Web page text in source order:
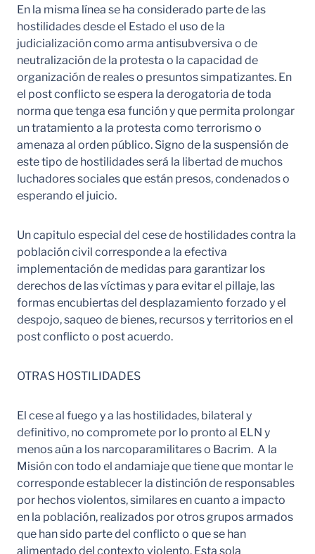
En la misma línea se ha considerado parte de las
hostilidades desde el Estado el uso de la
judicialización como arma antisubversiva o de
neutralización de la protesta o la capacidad de
organización de reales o presuntos simpatizantes. En
el post conflicto se espera la derogatoria de toda
norma que tenga esa función y que permita prolongar
un tratamiento a la protesta como terrorismo o
amenaza al orden público. Signo de la suspensión de
este tipo de hostilidades será la libertad de muchos
luchadores sociales que están presos, condenados o
esperando el juicio.
Un capitulo especial del cese de hostilidades contra la
población civil corresponde a la efectiva
implementación de medidas para garantizar los
derechos de las víctimas y para evitar el pillaje, las
formas encubiertas del desplazamiento forzado y el
despojo, saqueo de bienes, recursos y territorios en el
post conflicto o post acuerdo.
OTRAS HOSTILIDADES
El cese al fuego y a las hostilidades, bilateral y
definitivo, no compromete por lo pronto al ELN y
menos aún a los narcoparamilitares o Bacrim. A la
Misión con todo el andamiaje que tiene que montar le
corresponde establecer la distinción de responsables
por hechos violentos, similares en cuanto a impacto
en la población, realizados por otros grupos armados
que han sido parte del conflicto o que se han
alimentado del contexto violento. Esta sola